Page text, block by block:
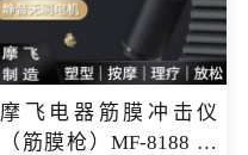
摩飞电器筋膜冲击仪
（筋膜枪）MF-8188 会